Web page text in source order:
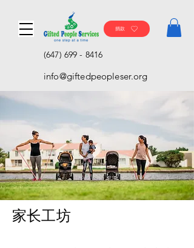
捐款
(647) 699 - 8416
info@giftedpeopleser.org
家长工坊